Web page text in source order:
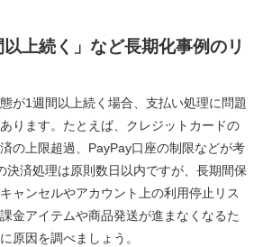
以上続く」など長期化事例のリ
が1週間以上続く場合、支払い処理に問題
ります。たとえば、クレジットカードの
の上限超過、PayPay口座の制限などが考
決済処理は原則数日以内ですが、長期間保
ャンセルやアカウント上の利用停止リス
金アイテムや商品発送が進まなくなるた
原因を調べましょう。